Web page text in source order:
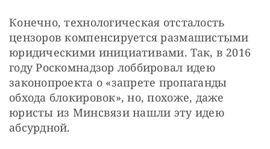
Конечно, технологическая отсталость
цензоров компенсируется размашистыми
юридическими инициативами. Так, в 2016
году Роскомнадзор лоббировал идею
законопроекта о «запрете пропаганды
обхода блокировок», но, похоже, даже
юристы из Минсвязи нашли эту идею
абсурдной.